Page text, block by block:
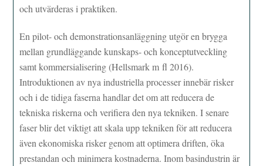
och utvärderas i praktiken.
En pilot- och demonstrationsanläggning utgör en brygga
mellan grundläggande kunskaps- och konceptutveckling
samt kommersialisering (Hellsmark m fl 2016).
Introduktionen av nya industriella processer innebär risker
och i de tidiga faserna handlar det om att reducera de
tekniska riskerna och verifiera den nya tekniken. I senare
faser blir det viktigt att skala upp tekniken för att reducera
även ekonomiska risker genom att optimera driften, öka
prestandan och minimera kostnaderna. Inom basindustrin är